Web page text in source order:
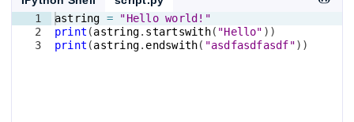
1
2
3
astring =
"Hello world!"
print (astring. startswith( "Hello" ))
print (astring. endswith( "asdfasdfasdf"))